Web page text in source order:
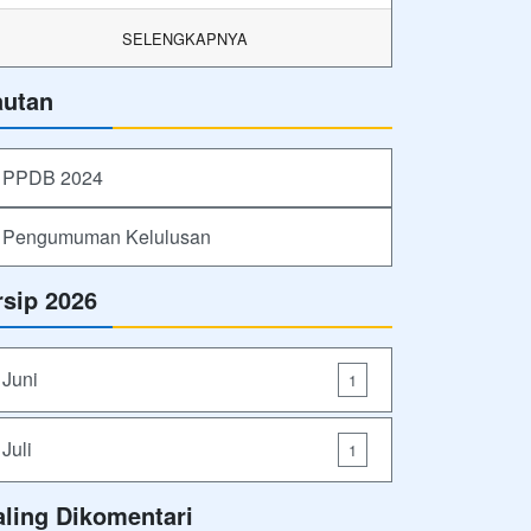
SELENGKAPNYA
PPDB 2024
Pengumuman Kelulusan
2026
Juni 1
Juli 1
Dikomentari